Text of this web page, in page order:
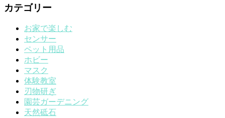
カテゴリー
お家で楽しむ
センサー
ペット用品
ホビー
マスク
体験教室
刃物研ぎ
園芸ガーデニング
天然砥石